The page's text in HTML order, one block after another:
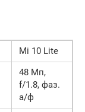
Mi 10 Lite
48 Мп,
f/1.8, фаз.
а/ф